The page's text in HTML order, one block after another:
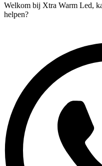
Welkom bij Xtra Warm Led,
helpen?